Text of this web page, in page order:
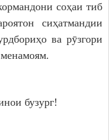
соҳаи тиб
сиҳатмандии
ва рӯзгори
бузург!